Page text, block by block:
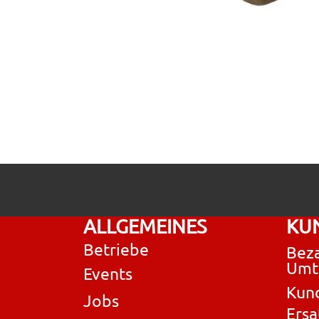
ALLGEMEINES
Betriebe
Events
Jobs